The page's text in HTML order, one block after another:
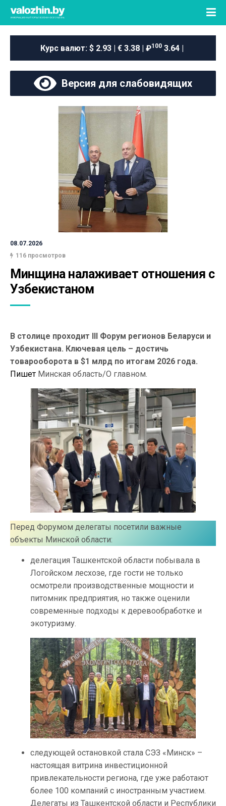
Курс валют: $ 2.93 | € 3.38 | ₽100 3.64 |
Версия для слабовидящих
08.07.2026
116 просмотров
Минщина налаживает отношения с
Узбекистаном
В столице проходит III Форум регионов Беларуси и
Узбекистана. Ключевая цель – достичь
товарооборота в $1 млрд по итогам 2026 года.
Пишет Минская область/О главном.
Перед Форумом делегаты посетили важные
объекты Минской области:
делегация Ташкентской области побывала в
Логойском лесхозе, где гости не только
осмотрели производственные мощности и
питомник предприятия, но также оценили
современные подходы к деревообработке и
экотуризму.
следующей остановкой стала СЭЗ «Минск» –
настоящая витрина инвестиционной
привлекательности региона, где уже работают
более 100 компаний с иностранным участием.
Делегаты из Ташкентской области и Республики